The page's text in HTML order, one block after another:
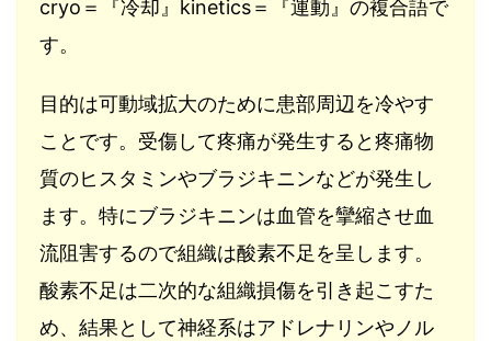
cryo＝『冷却』kinetics＝『運動』の複合語で
す。
目的は可動域拡大のために患部周辺を冷やす
ことです。受傷して疼痛が発生すると疼痛物
質のヒスタミンやブラジキニンなどが発生し
ます。特にブラジキニンは血管を攣縮させ血
流阻害するので組織は酸素不足を呈します。
酸素不足は二次的な組織損傷を引き起こすた
め、結果として神経系はアドレナリンやノル